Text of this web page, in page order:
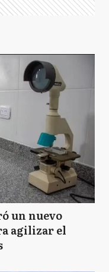
un nuevo
agilizar el